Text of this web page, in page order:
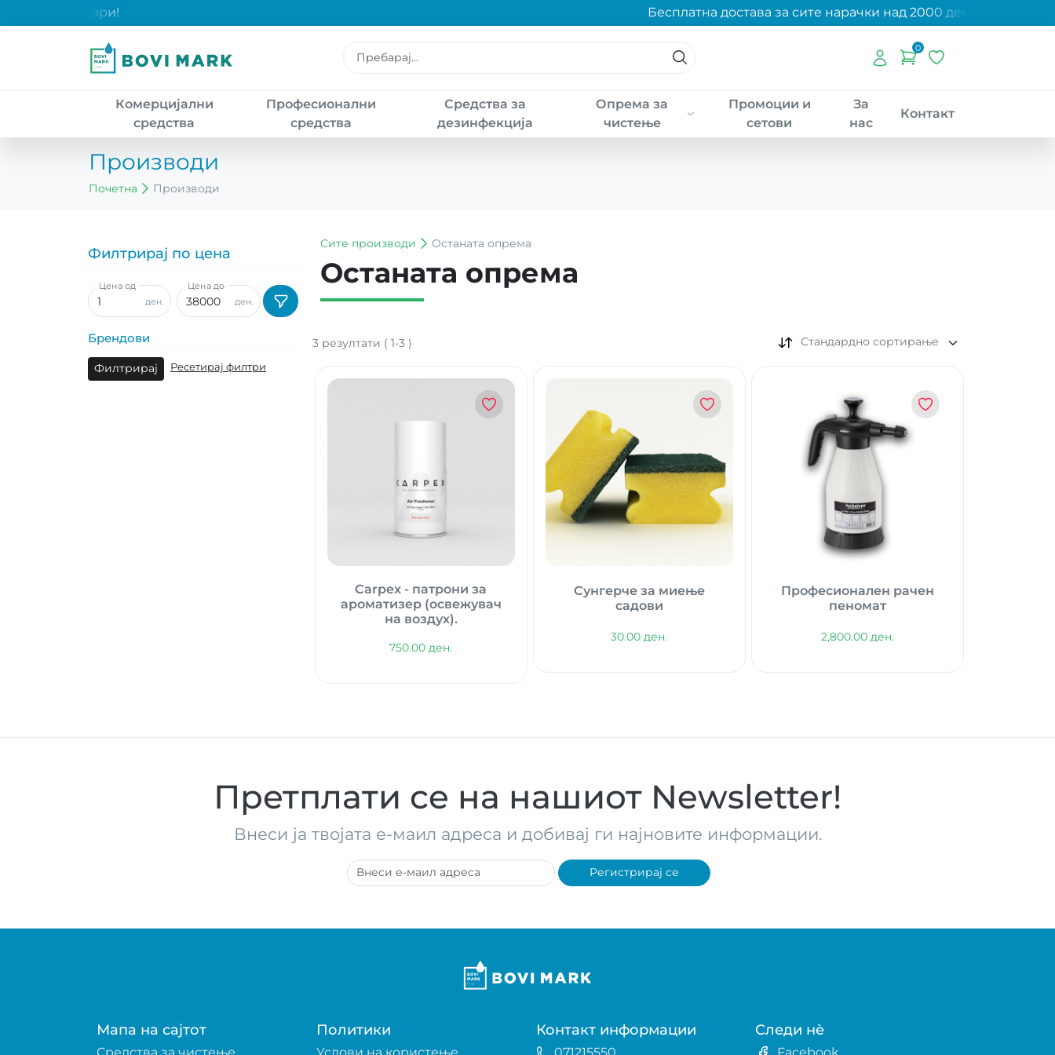
2000 денари! Бесплатна достава за сите нарачки над 2000 денари!
0
Комерцијални
средства
Професионални
средства
Средства за
дезинфекција
Опрема за
чистење
Промоции и
сетови
За
нас
Контакт
Производи
Почетна Производи
Филтрирај по цена
ден.
Цена од
ден.
Цена до
Брендови
Филтрирај Ресетирај филтри
Сите производи Останата опрема
Останата опрема
3 резултати ( 1-3 ) Стандардно сортирање
Carpex - патрони за
ароматизер (освежувач
на воздух).
750.00 ден.
Сунгерче за миење
садови
30.00 ден.
Професионален рачен
пеномат
2,800.00 ден.
Претплати се на нашиот Newsletter!
Внеси ја твојата е-маил адреса и добивај ги најновите информации.
Регистрирај се
Мапа на сајтот Политики Контакт информации Следи нè